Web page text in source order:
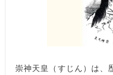
崇神天皇（すじん）は、